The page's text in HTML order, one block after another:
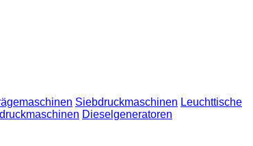
Siebdruckmaschinen Leuchttische
Dieselgeneratoren